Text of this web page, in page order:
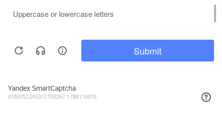
Мы используем файлы cookie, метрические программы и системы
ПРИНЯТЬ